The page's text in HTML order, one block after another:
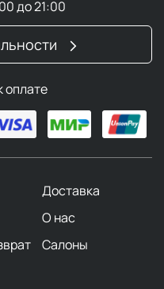
до 21:00
оплате
Доставка
О нас
Салоны